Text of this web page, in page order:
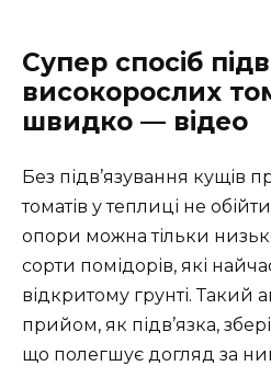
Супер спосіб
високорослих
швидко — відео
Без підв’язування кущів
томатів у теплиці не
опори можна тільки
сорти помідорів, які
відкритому грунті. Такий
прийом, як підв’язка,
що полегшує догляд за